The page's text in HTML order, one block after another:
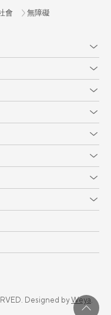
會 無障礙
Designed byWeya.